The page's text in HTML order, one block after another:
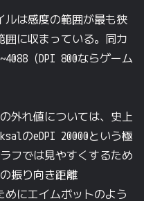
は感度の範囲が最も狭
囲に収まっている。同カ
（DPI 800ならゲーム
外れ値については、史上
のeDPI 20000という極
フでは見やすくするため
振り向き距離
めにエイムボットのよう